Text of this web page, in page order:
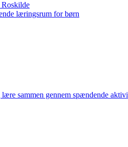
læringsrum for børn
sammen gennem spændende